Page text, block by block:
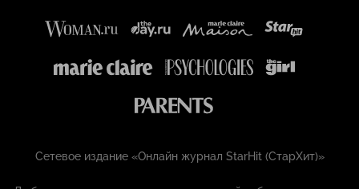
Сетевое издание «Онлайн журнал StarHit (СтарХит)»